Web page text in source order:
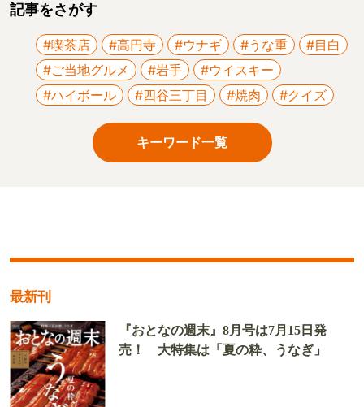
記事をさがす
#喫茶店 #高円寺 #ウナギ #うな重
#目白
#ご当地グルメ
#岩手
#ウイスキー
#ハイボール
#四谷三丁目 #焼肉 #クイズ
キーワード一覧
最新刊
『おとなの週末』8月号は7月15日発
売！ 大特集は「夏の粋、うなぎ」